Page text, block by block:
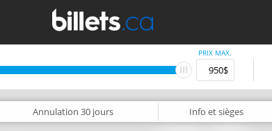
PRIX MAX.
Annulation 30 jours Info et sièges